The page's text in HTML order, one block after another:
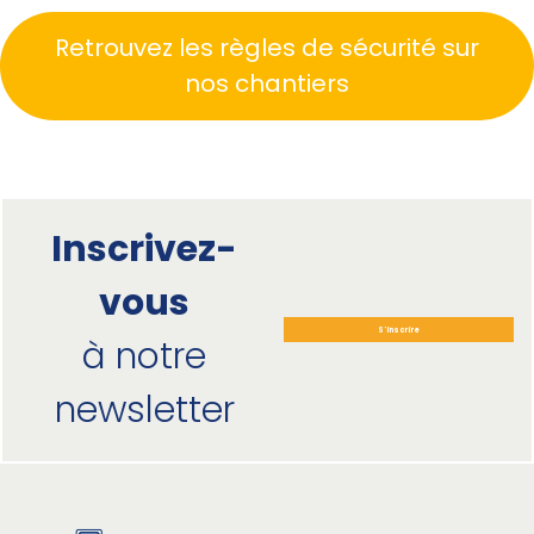
Retrouvez les règles de sécurité sur
nos chantiers
Inscrivez-
vous
à notre
newsletter
S'inscrire